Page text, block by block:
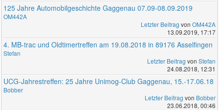
125 Jahre Automobilgeschichte Gaggenau 07.09-08.09.2019
OM442A
Letzter Beitrag von OM442A
13.09.2019, 17:17
4. MB-trac und Oldtimertreffen am 19.08.2018 in 89176 Asselfingen
Stefan
Letzter Beitrag von Stefan
24.08.2018, 12:31
UCG-Jahrestreffen: 25 Jahre Unimog-Club Gaggenau, 15.-17.06.18
Bobber
Letzter Beitrag von Bobber
23.06.2018, 00:46